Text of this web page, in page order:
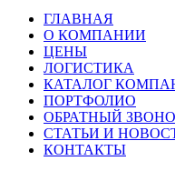
ГЛАВНАЯ
О КОМПАНИИ
ЦЕНЫ
ЛОГИСТИКА
КАТАЛОГ
ПОРТФОЛИО
ОБРАТНЫЙ
СТАТЬИ И
КОНТАКТЫ